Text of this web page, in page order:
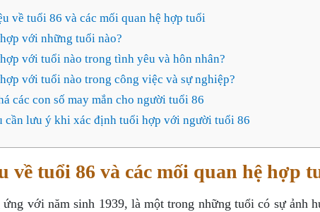
về tuổi 86 và các mối quan hệ hợp tuổi
với những tuổi nào?
với tuổi nào trong tình yêu và hôn nhân?
với tuổi nào trong công việc và sự nghiệp?
các con số may mắn cho người tuổi 86
cần lưu ý khi xác định tuổi hợp với người tuổi 86
về tuổi 86 và các mối quan hệ hợp
với năm sinh 1939, là một trong những tuổi có sự ảnh